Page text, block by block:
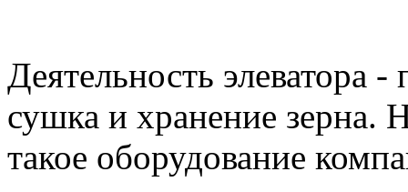
Деятельность элеватора
сушка и хранение зерна.
такое оборудование